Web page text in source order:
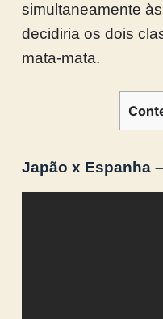
simultaneamente
decidiria os dois
mata-mata.
Japão x Espanha